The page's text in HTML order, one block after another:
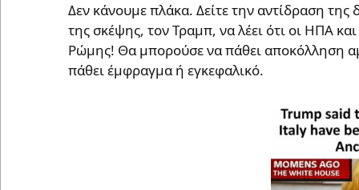
Δεν κάνουμε πλάκα. Δείτε την αντίδραση
της σκέψης, τον Τραμπ, να λέει ότι οι ΗΠΑ
Ρώμης! Θα μπορούσε να πάθει αποκόλληση
πάθει έμφραγμα ή εγκεφαλικό.